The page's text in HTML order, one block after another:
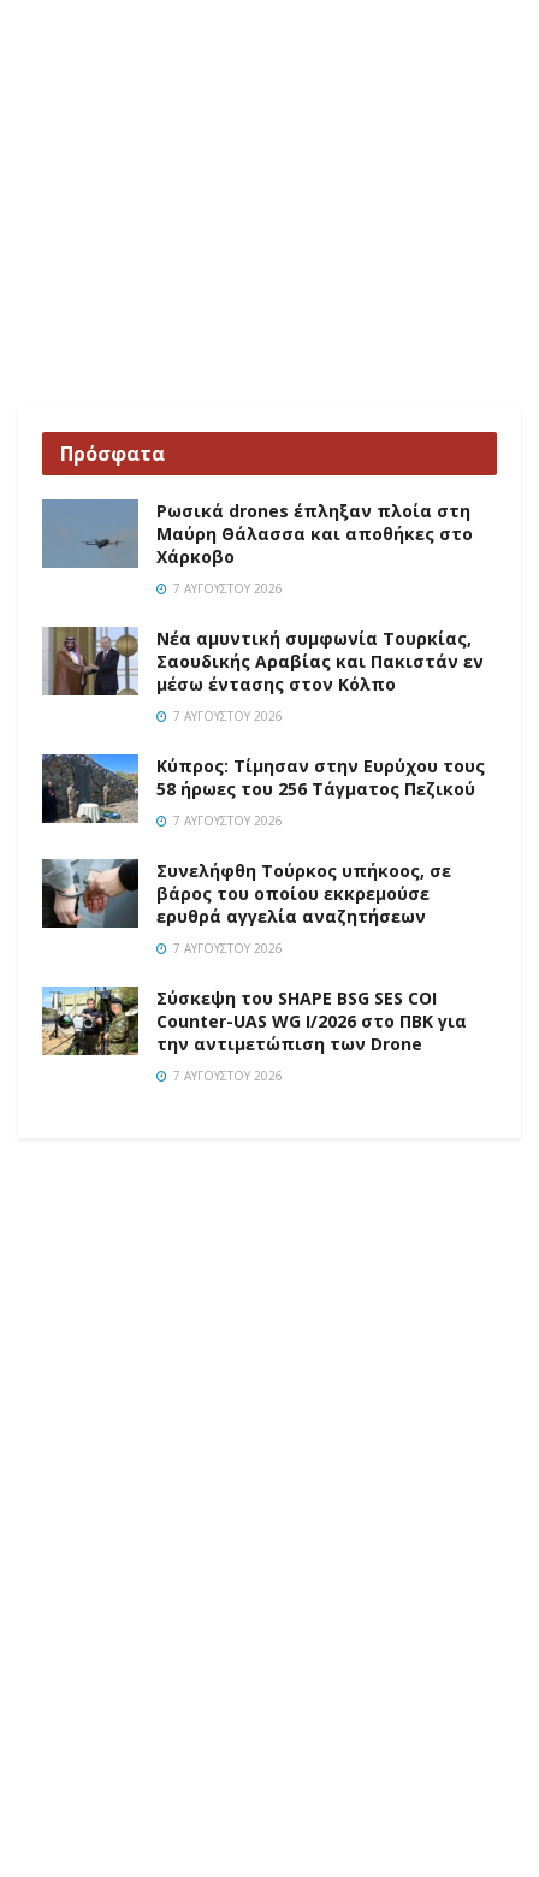
Πρόσφατα
Ρωσικά drones έπληξαν πλοία στη
Μαύρη Θάλασσα και αποθήκες στο
Χάρκοβο
7 ΑΥΓΟΎΣΤΟΥ 2026
Νέα αμυντική συμφωνία Τουρκίας,
Σαουδικής Αραβίας και Πακιστάν εν
μέσω έντασης στον Κόλπο
7 ΑΥΓΟΎΣΤΟΥ 2026
Κύπρος: Τίμησαν στην Ευρύχου τους
58 ήρωες του 256 Τάγματος Πεζικού
7 ΑΥΓΟΎΣΤΟΥ 2026
Συνελήφθη Τούρκος υπήκοος, σε
βάρος του οποίου εκκρεμούσε
ερυθρά αγγελία αναζητήσεων
7 ΑΥΓΟΎΣΤΟΥ 2026
Σύσκεψη του SHAPE BSG SES COI
Counter-UAS WG I/2026 στο ΠΒΚ για
την αντιμετώπιση των Drone
7 ΑΥΓΟΎΣΤΟΥ 2026